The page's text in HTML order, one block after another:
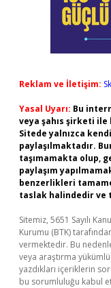
Reklam ve İletişim:
Yasal Uyarı: Bu
veya şahıs şirketi ile
Sitede yalnızca
paylaşılmaktadır.
taşımamakta olup,
paylaşım
benzerlikleri
taslak halindedir ve
Sitemiz, 5651 Sayılı
Kurumu (BTK)
vermektedir. Bu
veya araştırma
yazdıkları içeriklerin
bu sorumluluğu kabul